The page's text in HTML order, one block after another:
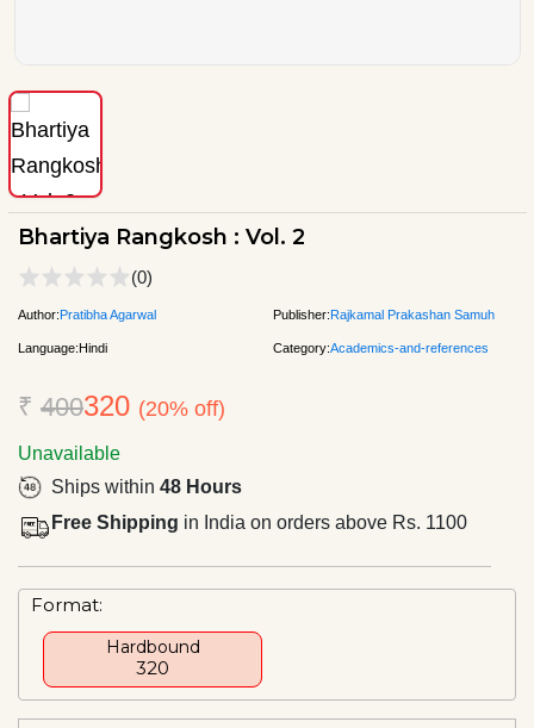
Bhartiya Rangkosh : Vol. 2
(0)
Author:Pratibha Agarwal Publisher:Rajkamal Prakashan Samuh
Language:Hindi Category:Academics-and-references
₹ 400320 (20% off)
Unavailable
Ships within 48 Hours
Free Shipping in India on orders above Rs. 1100
Format:
Hardbound
₹320